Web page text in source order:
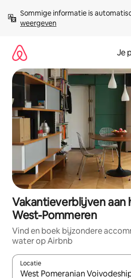
direct
naar
Sommige informatie is
weergeven
Je
Vakantieverblijven aan
West-Pommeren
Vind en boek bijzondere
water op Airbnb
Locatie
Wanneer er resultaten